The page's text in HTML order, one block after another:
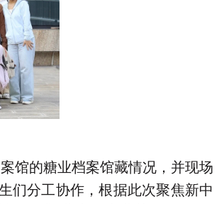
馆的糖业档案馆藏情况，并现场
们分工协作，根据此次聚焦新中